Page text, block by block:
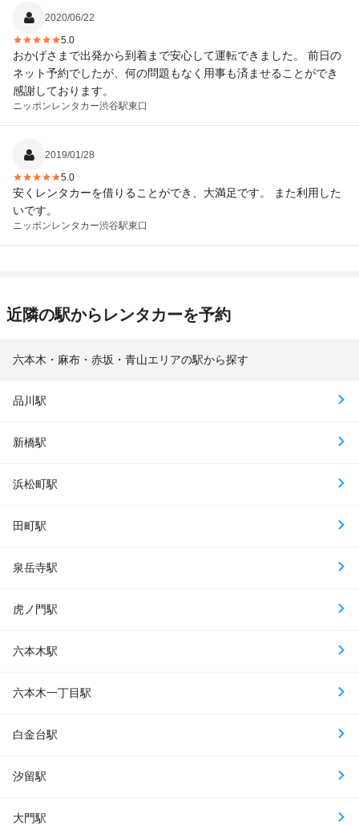
2020/06/22
5.0
おかげさまで出発から到着まで安心して運転できました。 前日の
ネット予約でしたが、何の問題もなく用事も済ませることができ
感謝しております。
ニッポンレンタカー渋谷駅東口
2019/01/28
5.0
安くレンタカーを借りることができ、大満足です。 また利用した
いです。
ニッポンレンタカー渋谷駅東口
近隣の駅からレンタカーを予約
六本木・麻布・赤坂・青山エリアの駅から探す
品川駅
新橋駅
浜松町駅
田町駅
泉岳寺駅
虎ノ門駅
六本木駅
六本木一丁目駅
白金台駅
汐留駅
大門駅